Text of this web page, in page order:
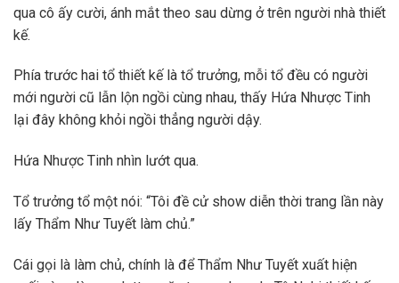
qua cô ấy cười, ánh mắt theo sau dừng ở trên người nhà thiết
kế.
Phía trước hai tổ thiết kế là tổ trưởng, mỗi tổ đều có người
mới người cũ lẫn lộn ngồi cùng nhau, thấy Hứa Nhược Tinh
lại đây không khỏi ngồi thẳng người dậy.
Hứa Nhược Tinh nhìn lướt qua.
Tổ trưởng tổ một nói: “Tôi đề cử show diễn thời trang lần này
lấy Thẩm Như Tuyết làm chủ.”
Cái gọi là làm chủ, chính là để Thẩm Như Tuyết xuất hiện